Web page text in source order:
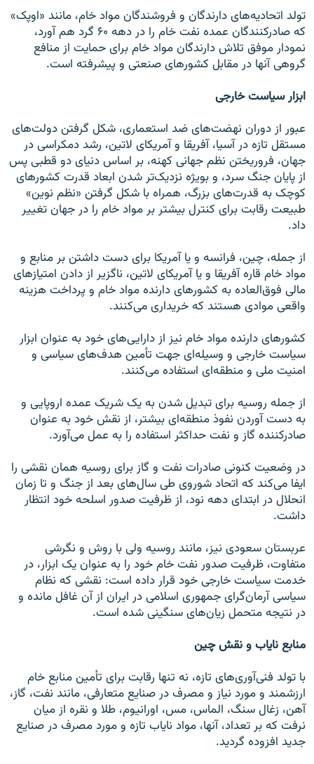
تولد اتحادیه‌های دارندگان و فروشندگان مواد خام، مانند «اوپک»
که صادرکنندگان عمده نفت خام را در دهه ۶۰ گرد هم آورد،
نمودار موفق تلاش دارندگان مواد خام برای حمایت از منافع
گروهی آنها در مقابل کشور‌های صنعتی و پیشرفته است.
ابزار سیاست خارجی
عبور از دوران نهضت‌های ضد استعماری، شکل گرفتن دولت‌های
مستقل تازه در آسیا، آفریقا و آمریکای لاتین، رشد دمکراسی در
جهان، فروریختن نظم جهانی کهنه، بر اساس دنیای دو قطبی پس
از پایان جنگ سرد، و بویژه نزدیک‌تر شدن ابعاد قدرت کشورهای
کوچک به قدرت‌های بزرگ، همراه با شکل گرفتن «نظم نوین»
طبیعت رقابت برای کنترل بیشتر بر مواد خام را در جهان تغییر
داد.
از جمله، چین، فرانسه و یا آمریکا برای دست داشتن بر منابع و
مواد خام قاره آفریقا و یا آمریکای لاتین، ناگزیر از دادن امتیازهای
مالی فوق‌العاده به کشورهای دارنده مواد خام و پرداخت هزینه
واقعی موادی هستند که خریداری می‌کنند.
کشورهای دارنده مواد خام نیز از دارایی‌های خود به عنوان ابزار
سیاست خارجی و وسیله‌ای جهت تأمین هدف‌های سیاسی و
امنیت ملی و منطقه‌ای استفاده می‌کنند.
از جمله روسیه برای تبدیل شدن به یک شریک عمده اروپایی و
به دست آوردن نفوذ منطقه‌ای بیشتر، از نقش خود به عنوان
صادرکننده گاز و نفت حداکثر استفاده را به عمل می‌آورد.
در وضعیت کنونی صادرات نفت و گاز برای روسیه همان نقشی را
ایفا می‌کند که اتحاد شوروی طی سال‌های بعد از جنگ و تا زمان
انحلال در ابتدای دهه نود، از ظرفیت صدور اسلحه خود انتظار
داشت.
عربستان سعودی نیز، مانند روسیه ولی با روش و نگرشی
متفاوت، ظرفیت صدور نفت خام خود را به عنوان یک ابزار، در
خدمت سیاست خارجی خود قرار داده است: نقشی که نظام
سیاسی آرمان‌گرای جمهوری اسلامی در ایران از آن غافل مانده و
در نتیجه متحمل زیان‌های سنگینی شده است.
منابع نایاب و نقش چین
با تولد فنی‌آوری‌های تازه، نه تنها رقابت برای تأمین منابع خام
ارزشمند و مورد نیاز و مصرف در صنایع متعارفی، مانند نفت، گاز،
آهن، زغال سنگ، الماس، مس، اورانیوم، طلا و نقره از میان
نرفت که بر تعداد، آنها، مواد نایاب تازه و مورد مصرف در صنایع
جدید افزوده گردید.